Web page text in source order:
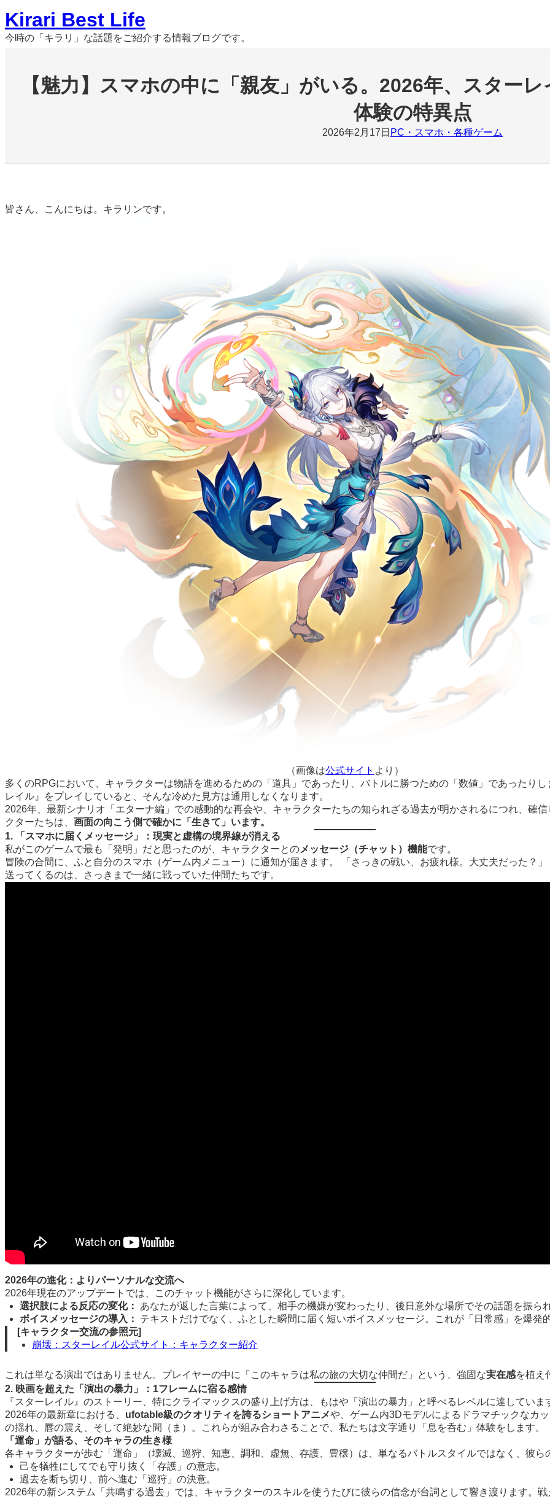
容
を
ス
Kirari Best Life
今時の「キラリ」な話題をご紹介する情報ブログです。
【魅力】スマホの中に「親友」がいる。2026年、スター
体験の特異点
2026年2月17日 PC・スマホ・各種ゲーム
皆さん、こんにちは。キラリンです。
（画像は公式サイト より）
多くのRPGにおいて、キャラクターは物語を進めるための「道具」であったり、バトルに勝つための「数値」であったり
レイル』をプレイしていると、そんな冷めた見方は通用しなくなります。
2026年、最新シナリオ「エターナ編」での感動的な再会や、キャラクターたちの知られざる過去が明かされるにつれ、確
クターたちは、 画面の向こう側で確かに「生きて」います。
1. 「スマホに届くメッセージ」：現実と虚構の境界線が消える
私がこのゲームで最も「発明」だと思ったのが、キャラクターとのメッセージ（チャット）機能です。
冒険の合間に、ふと自分のスマホ（ゲーム内メニュー）に通知が届きます。 「さっきの戦い、お疲れ様。大丈夫だった？」
送ってくるのは、さっきまで一緒に戦っていた仲間たちです。
2026年の進化：よりパーソナルな交流へ
2026年現在のアップデートでは、このチャット機能がさらに深化しています。
選択肢による反応の変化：
あなたが返した言葉によって、相手の機嫌が変わったり、後日意外な場所でその話題を振ら
ボイスメッセージの導入：
テキストだけでなく、ふとした瞬間に届く短いボイスメッセージ。これが「日常感」を爆発
[キャラクター交流の参照元]
崩壊：スターレイル公式サイト：キャラクター紹介
これは単なる演出ではありません。プレイヤーの中に「このキャラは私の旅の大切な仲間だ」という、強固な実在感を植え
2. 映画を超えた「演出の暴力」：1フレームに宿る感情
『スターレイル』のストーリー、特にクライマックスの盛り上げ方は、もはや「演出の暴力」と呼べるレベルに達していま
2026年の最新章における、 ufotable級のクオリティを誇るショートアニメや、ゲーム内3Dモデルによるドラマチックなカ
の揺れ、唇の震え、そして絶妙な間（ま）。これらが組み合わさることで、私たちは文字通り「息を呑む」体験をします。
「運命」が語る、そのキャラの生き様
各キャラクターが歩む「運命」（壊滅、巡狩、知恵、調和、虚無、存護、豊穣）は、単なるバトルスタイルではなく、彼ら
己を犠牲にしてでも守り抜く「存護」の意志。
過去を断ち切り、前へ進む「巡狩」の決意。
2026年の新システム「共鳴する過去」では、キャラクターのスキルを使うたびに彼らの信念が台詞として響き渡ります。